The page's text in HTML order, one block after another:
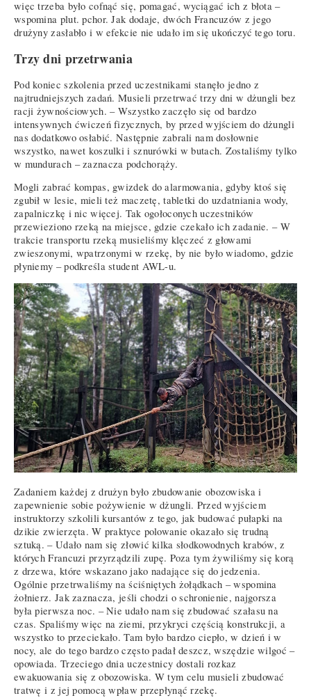
więc trzeba było cofnąć się, pomagać, wyciągać ich z błota –
wspomina plut. pchor. Jak dodaje, dwóch Francuzów z jego
drużyny zasłabło i w efekcie nie udało im się ukończyć tego toru.
Trzy dni przetrwania
Pod koniec szkolenia przed uczestnikami stanęło jedno z
najtrudniejszych zadań. Musieli przetrwać trzy dni w dżungli bez
racji żywnościowych. – Wszystko zaczęło się od bardzo
intensywnych ćwiczeń fizycznych, by przed wyjściem do dżungli
nas dodatkowo osłabić. Następnie zabrali nam dosłownie
wszystko, nawet koszulki i sznurówki w butach. Zostaliśmy tylko
w mundurach – zaznacza podchorąży.
Mogli zabrać kompas, gwizdek do alarmowania, gdyby ktoś się
zgubił w lesie, mieli też maczetę, tabletki do uzdatniania wody,
zapalniczkę i nic więcej. Tak ogołoconych uczestników
przewieziono rzeką na miejsce, gdzie czekało ich zadanie. – W
trakcie transportu rzeką musieliśmy klęczeć z głowami
zwieszonymi, wpatrzonymi w rzekę, by nie było wiadomo, gdzie
płyniemy – podkreśla student AWL-u.
Zadaniem każdej z drużyn było zbudowanie obozowiska i
zapewnienie sobie pożywienie w dżungli. Przed wyjściem
instruktorzy szkolili kursantów z tego, jak budować pułapki na
dzikie zwierzęta. W praktyce polowanie okazało się trudną
sztuką. – Udało nam się złowić kilka słodkowodnych krabów, z
których Francuzi przyrządzili zupę. Poza tym żywiliśmy się korą
z drzewa, które wskazano jako nadające się do jedzenia.
Ogólnie przetrwaliśmy na ściśniętych żołądkach – wspomina
żołnierz. Jak zaznacza, jeśli chodzi o schronienie, najgorsza
była pierwsza noc. – Nie udało nam się zbudować szałasu na
czas. Spaliśmy więc na ziemi, przykryci częścią konstrukcji, a
wszystko to przeciekało. Tam było bardzo ciepło, w dzień i w
nocy, ale do tego bardzo często padał deszcz, wszędzie wilgoć –
opowiada. Trzeciego dnia uczestnicy dostali rozkaz
ewakuowania się z obozowiska. W tym celu musieli zbudować
tratwę i z jej pomocą wpław przepłynąć rzekę.